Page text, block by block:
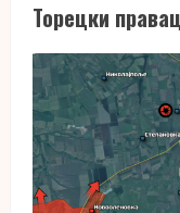
Торецки правац